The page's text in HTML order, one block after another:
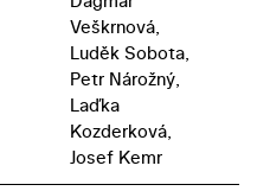
Veškrnová,
Luděk Sobota,
Petr Nárožný,
Laďka
Kozderková,
Josef Kemr